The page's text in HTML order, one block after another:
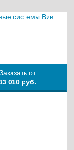
Заказать от
010 руб.